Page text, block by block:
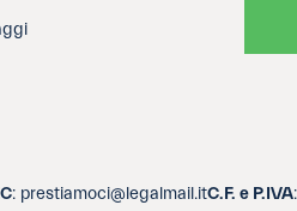
: prestiamoci@legalmail.itC.F. e P.IVA